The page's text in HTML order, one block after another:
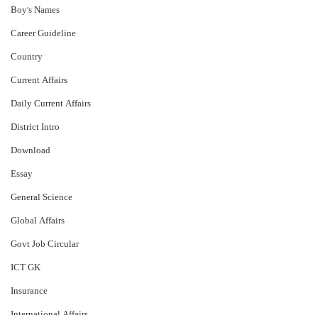
Boy's Names
Career Guideline
Country
Current Affairs
Daily Current Affairs
District Intro
Download
Essay
General Science
Global Affairs
Govt Job Circular
ICT GK
Insurance